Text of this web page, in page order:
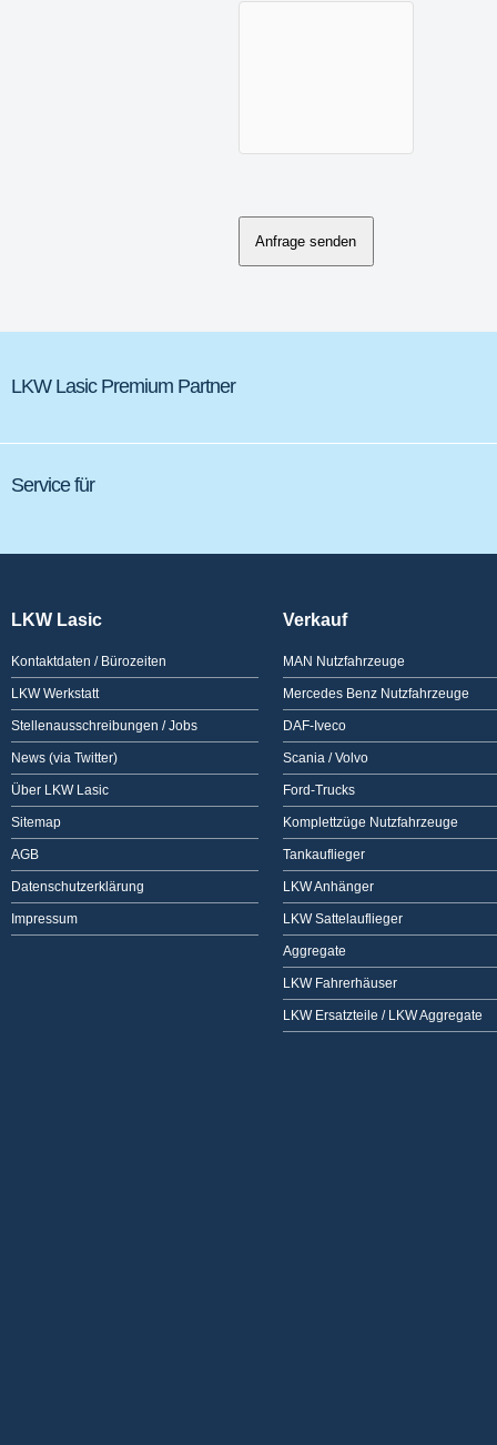
Anfrage senden
LKW Lasic Premium Partner
Service für
LKW Lasic
Kontaktdaten / Bürozeiten
LKW Werkstatt
Stellenausschreibungen / Jobs
News (via Twitter)
Über LKW Lasic
Sitemap
AGB
Datenschutzerklärung
Impressum
Verkauf
MAN Nutzfahrzeuge
Mercedes Benz Nutzfahrzeuge
DAF-Iveco
Scania / Volvo
Ford-Trucks
Komplettzüge Nutzfahrzeuge
Tankauflieger
LKW Anhänger
LKW Sattelauflieger
Aggregate
LKW Fahrerhäuser
LKW Ersatzteile / LKW Aggregate